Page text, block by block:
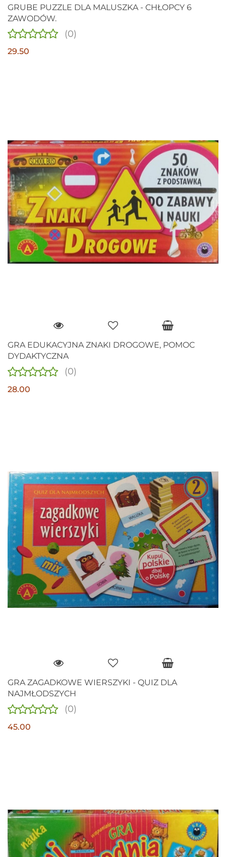
GRUBE PUZZLE DLA MALUSZKA - CHŁOPCY 6
ZAWODÓW.
(0)
29.50
GRA EDUKACYJNA ZNAKI DROGOWE, POMOC
DYDAKTYCZNA
(0)
28.00
GRA ZAGADKOWE WIERSZYKI - QUIZ DLA
NAJMŁODSZYCH
(0)
45.00